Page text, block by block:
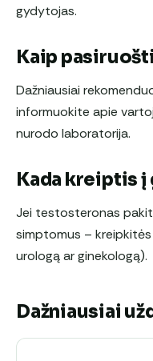
gydytojas.
Kaip
Dažniausiai
informuokite apie
nurodo laboratorija.
Kada kreiptis
Jei testosteronas
simptomus –
urologą ar ginekologą).
Dažniausiai